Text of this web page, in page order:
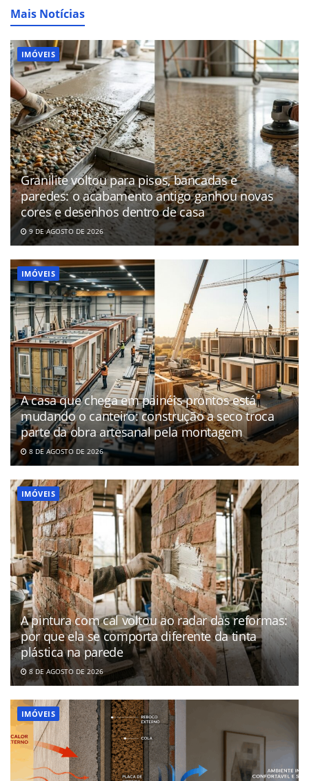
Mais Notícias
IMÓVEIS
Granilite voltou para pisos, bancadas e
paredes: o acabamento antigo ganhou novas
cores e desenhos dentro de casa
9 DE AGOSTO DE 2026
IMÓVEIS
A casa que chega em painéis prontos está
mudando o canteiro: construção a seco troca
parte da obra artesanal pela montagem
8 DE AGOSTO DE 2026
IMÓVEIS
A pintura com cal voltou ao radar das reformas:
por que ela se comporta diferente da tinta
plástica na parede
8 DE AGOSTO DE 2026
IMÓVEIS